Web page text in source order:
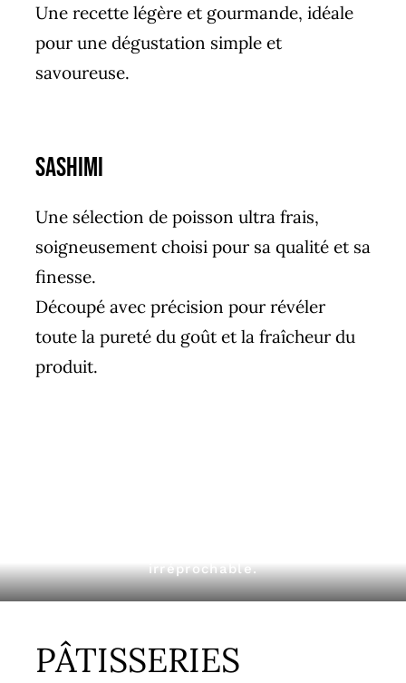
Une recette légère et gourmande, idéale
pour une dégustation simple et
savoureuse.
sashimi
Une sélection de poisson ultra frais,
soigneusement choisi pour sa qualité et sa
finesse.
Découpé avec précision pour révéler
toute la pureté du goût et la fraîcheur du
produit.
irréprochable.
PÂTISSERIES